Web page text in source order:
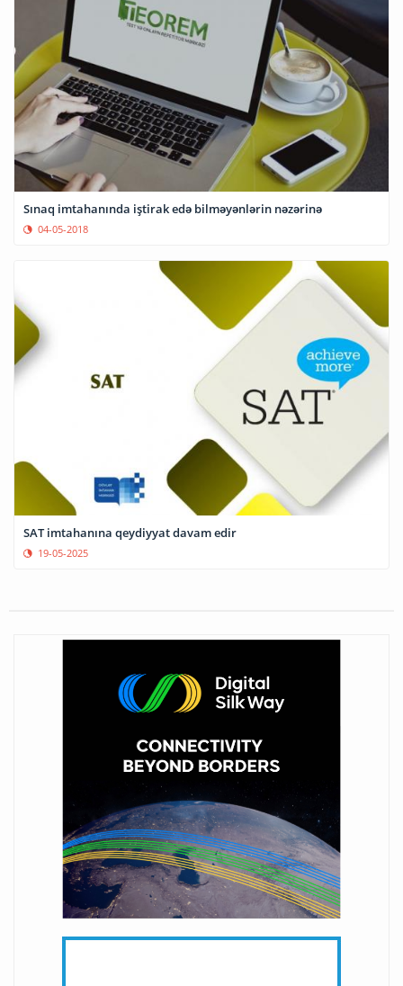
Sınaq imtahanında iştirak edə bilməyənlərin nəzərinə
04-05-2018
SAT imtahanına qeydiyyat davam edir
19-05-2025